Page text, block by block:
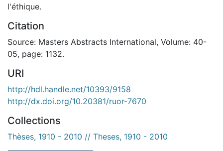
l'éthique.
Citation
Source: Masters Abstracts International, Volume: 40-
05, page: 1132.
URI
http://hdl.handle.net/10393/9158
http://dx.doi.org/10.20381/ruor-7670
Collections
Thèses, 1910 - 2010 // Theses, 1910 - 2010